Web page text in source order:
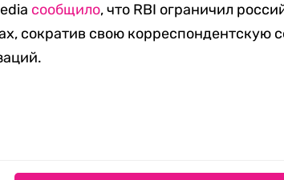
сообщило, что RBI ограничил
сократив свою корреспондентскую